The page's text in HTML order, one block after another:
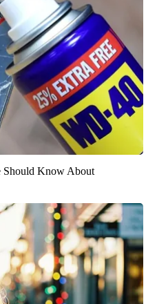
Should Know About